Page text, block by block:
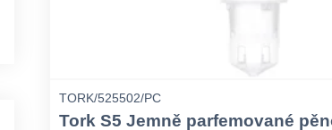
TORK/525502/PC
Tork S5 Jemně parfemované